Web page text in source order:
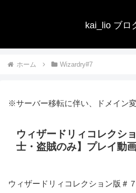
kai_lio ブロ
ホーム Wizardry#7
※サーバー移転に伴い、ドメイン
ウィザードリィコレクシ
士・盗賊のみ】プレイ動
ウィザードリィコレクション版＃